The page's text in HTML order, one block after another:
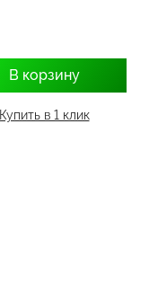
В корзину
Купить в 1 клик